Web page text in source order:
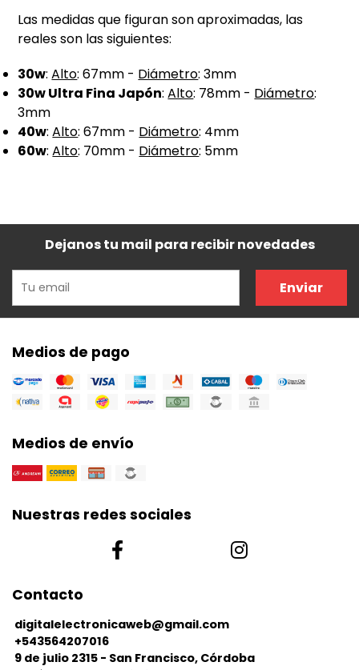
Las medidas que figuran son aproximadas, las
reales son las siguientes:
30w:Alto: 67mm - Diámetro: 3mm
30w Ultra Fina Japón:Alto: 78mm - Diámetro:
3mm
40w:Alto: 67mm - Diámetro: 4mm
60w:Alto: 70mm - Diámetro: 5mm
Dejanos tu mail para recibir novedades
Enviar
Medios de pago
Medios de envío
Nuestras redes sociales
Contacto
digitalelectronicaweb@gmail.com
+543564207016
9 de julio 2315 - San Francisco, Córdoba